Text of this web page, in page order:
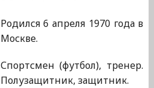
Родился 6 апреля 1970 года в
Москве.
Спортсмен (футбол), тренер.
Полузащитник, защитник.